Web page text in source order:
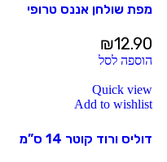
מפת שולחן אננס טרופי
₪12.90
הוספה לסל
Quick view
Add to wishlist
דוליס ורוד קוטר 14 ס”מ